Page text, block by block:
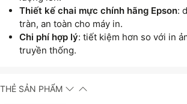
Thiết kế chai mực chính hãng Epson:
tràn, an toàn cho máy in.
Chi phí hợp lý: tiết kiệm hơn so với in
truyền thống.
THẺ SẢN PHẨM